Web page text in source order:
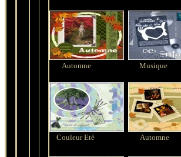
Automne Musique
Couleur Eté Automne